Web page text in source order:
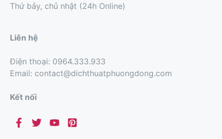
Thứ bảy, chủ nhật (24h Online)
Liên hệ
Điện thoại: 0964.333.933
Email: contact@dichthuatphuongdong.com
Kết nối